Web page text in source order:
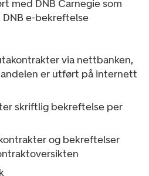
med DNB Carnegie som
e-bekreftelse
via nettbanken,
er utført på internett
skriftlig bekreftelse per
og bekreftelser